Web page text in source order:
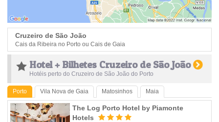
Cruzeiro de São João
Cais da Ribeira no Porto ou Cais de Gaia
Hotel + Bilhetes Cruzeiro de São João
Hotéis perto do Cruzeiro de São João do Porto
Porto Vila Nova de Gaia Matosinhos Maia
The Log Porto Hotel by Piamonte
Hotels